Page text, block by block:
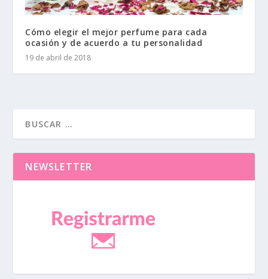
Cómo elegir el mejor perfume para cada
ocasión y de acuerdo a tu personalidad
19 de abril de 2018
NEWSLETTER